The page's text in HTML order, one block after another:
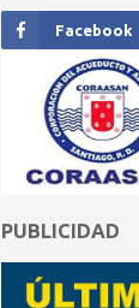
Facebook
PUBLICIDAD